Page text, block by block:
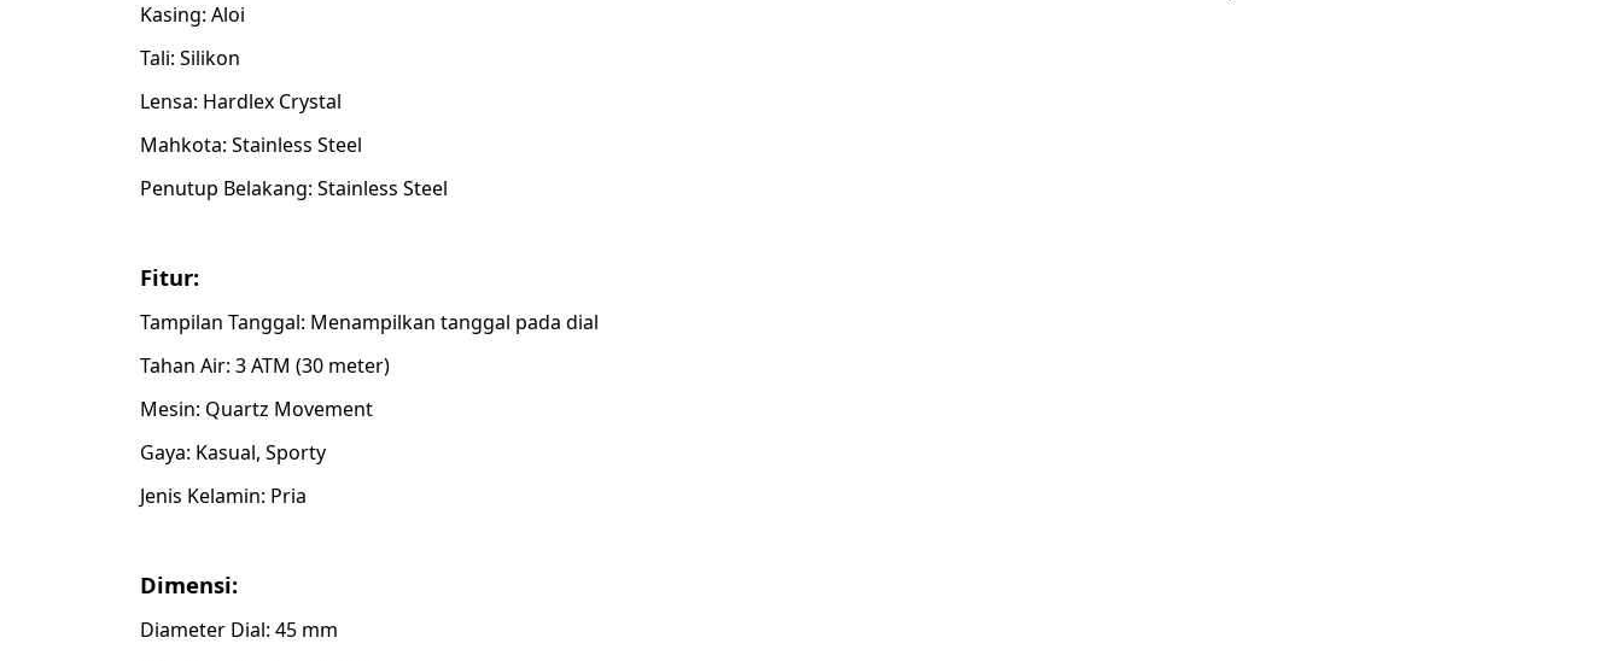
Kasing: Aloi
Tali: Silikon
Lensa: Hardlex Crystal
Mahkota: Stainless Steel
Penutup Belakang: Stainless Steel
Fitur:
Tampilan Tanggal: Menampilkan tanggal pada dial
Tahan Air: 3 ATM (30 meter)
Mesin: Quartz Movement
Gaya: Kasual, Sporty
Jenis Kelamin: Pria
Dimensi:
Diameter Dial: 45 mm